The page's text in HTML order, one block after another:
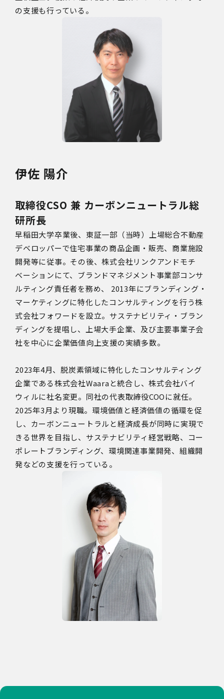
の支援も行っている。
伊佐 陽介
取締役CSO 兼 カーボンニュートラル総
研所長
早稲田大学卒業後、東証一部（当時）上場総合不動産
デベロッパーで住宅事業の商品企画・販売、商業施設
開発等に従事。その後、株式会社リンクアンドモチ
ベーションにて、ブランドマネジメント事業部コンサ
ルティング責任者を務め、 2013年にブランディング・
マーケティングに特化したコンサルティングを行う株
式会社フォワードを設立。サステナビリティ・ブラン
ディングを提唱し、上場大手企業、及び主要事業子会
社を中心に企業価値向上支援の実績多数。
2023年4月、脱炭素領域に特化したコンサルティング
企業である株式会社Waaraと統合し、株式会社バイ
ウィルに社名変更。同社の代表取締役COOに就任。
2025年3月より現職。環境価値と経済価値の循環を促
し、カーボンニュートラルと経済成長が同時に実現で
きる世界を目指し、サステナビリティ経営戦略、コー
ポレートブランディング、環境関連事業開発、組織開
発などの支援を行っている。